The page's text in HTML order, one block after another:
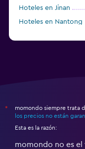
Hoteles en Jinan
Hoteles en Nantong
*
momondo siempre trata
los precios no están
Esta es la razón:
momondo no es el